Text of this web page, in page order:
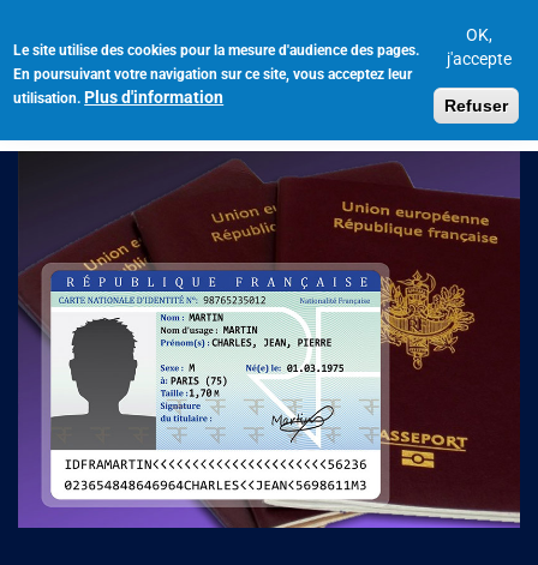
Le site utilise des cookies pour la mesure d'audience des pages.
En poursuivant votre navigation sur ce site, vous acceptez leur
utilisation. Plus d'information
OK,
j'accepte
Refuser
contenu
principal